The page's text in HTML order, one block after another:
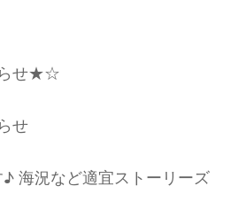
せ★☆
せ
海況など適宜ストーリーズ